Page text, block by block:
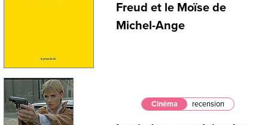
Freud et le Moïse de
Michel-Ange
Cinéma recension